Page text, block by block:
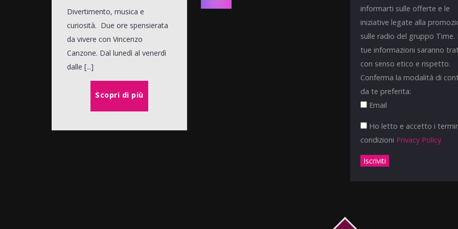
Divertimento, musica e
curiosità. Due ore spensierata
da vivere con Vincenzo
Canzone. Dal lunedì al venerdì
dalle [...]
Scopri di più
informarti sulle offerte e le
iniziative legate alla
sulle radio del gruppo Time.
tue informazioni saranno
con senso etico e rispetto.
Conferma la modalità di
da te preferita:
Email
Ho letto e accetto i
condizioni Privacy Policy